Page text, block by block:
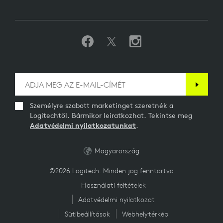
Személyre szabott marketinget szeretnék a
Logitechtől. Bármikor leiratkozhat. Tekintse meg
Adatvédelmi nyilatkozatunkat.
©2026 Logitech. Minden jog fenntartva
Használati feltételek
Adatvédelmi nyilatkozat
Sütibeállítások
Webhelytérkép
Magyarország